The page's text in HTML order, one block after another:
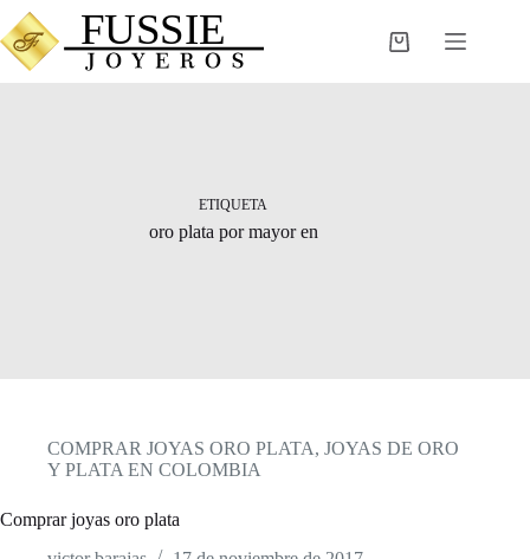
Saltar
al
contenido
Carro
ETIQUETA
oro plata por mayor en
COMPRAR JOYAS ORO PLATA, JOYAS DE ORO
Y PLATA EN COLOMBIA
Comprar joyas oro plata